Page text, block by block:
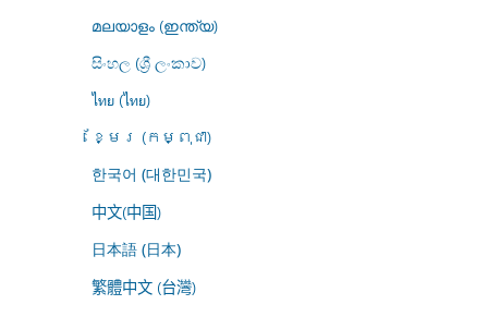
മലയാളം (ഇന്ത്യ)
සිංහල (ශ්‍රී ලංකාව)
ไทย (ไทย)
ខ្មែរ (កម្ពុជា)
한국어 (대한민국)
中文(中国)
日本語 (日本)
繁體中文 (台灣)